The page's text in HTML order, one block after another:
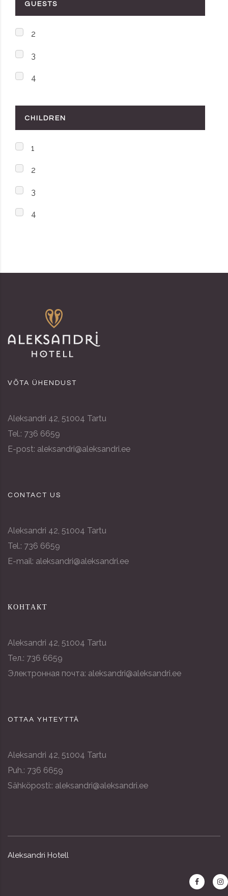
GUESTS
2
3
4
CHILDREN
1
2
3
4
VÕTA ÜHENDUST
Aleksandri 42, 51004 Tartu
Tel.: 736 6659
E-post: aleksandri@aleksandri.ee
CONTACT US
Aleksandri 42, 51004 Tartu
Tel.: 736 6659
E-mail: aleksandri@aleksandri.ee
КОНТАКТ
Aleksandri 42, 51004 Tartu
Тел.: 736 6659
Электронная почта: aleksandri@aleksandri.ee
OTTAA YHTEYTTÄ
Aleksandri 42, 51004 Tartu
Puh.: 736 6659
Sähköposti:: aleksandri@aleksandri.ee
Aleksandri Hotell